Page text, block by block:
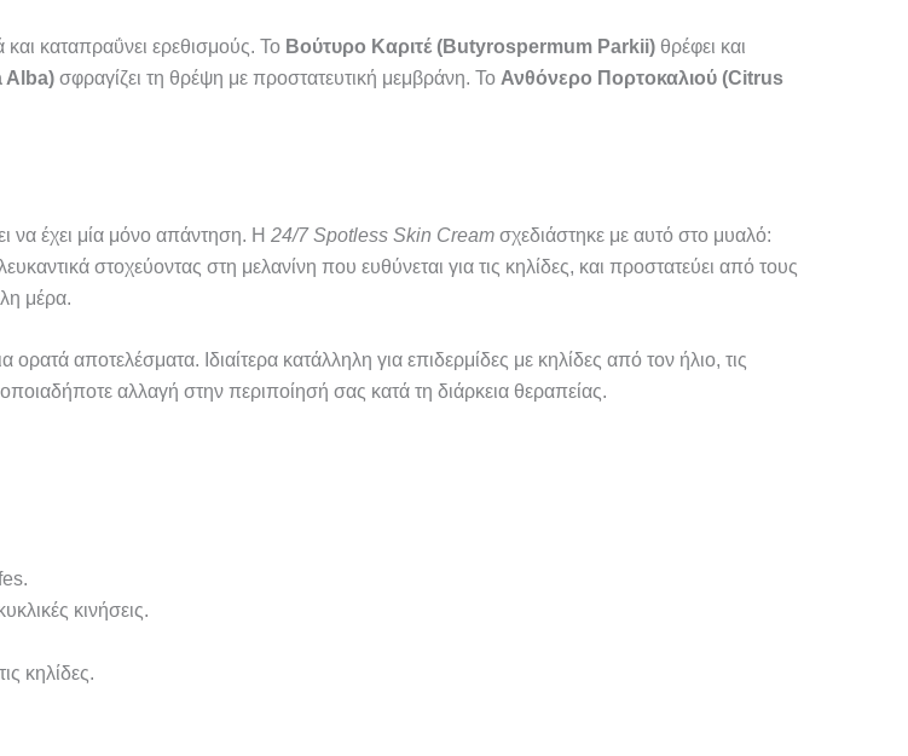
και καταπραΰνει ερεθισμούς. Το Βούτυρο Καριτέ (Butyrospermum Parkii) θρέφει και
Alba) σφραγίζει τη θρέψη με προστατευτική μεμβράνη. Το Ανθόνερο Πορτοκαλιού (Citrus
να έχει μία μόνο απάντηση. Η 24/7 Spotless Skin Cream σχεδιάστηκε με αυτό στο μυαλό:
στοχεύοντας στη μελανίνη που ευθύνεται για τις κηλίδες, και προστατεύει από τους
μέρα.
αποτελέσματα. Ιδιαίτερα κατάλληλη για επιδερμίδες με κηλίδες από τον ήλιο, τις
αλλαγή στην περιποίησή σας κατά τη διάρκεια θεραπείας.
κινήσεις.
κηλίδες.